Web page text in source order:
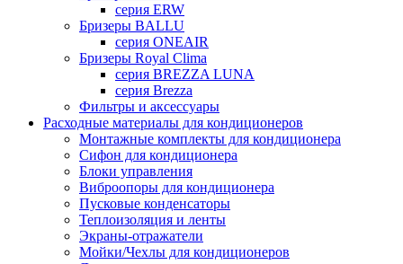
серия ERW
Бризеры BALLU
серия ONEAIR
Бризеры Royal Clima
серия BREZZA LUNA
серия Brezza
Фильтры и аксессуары
Расходные материалы для кондиционеров
Монтажные комплекты для кондиционера
Сифон для кондиционера
Блоки управления
Виброопоры для кондиционера
Пусковые конденсаторы
Теплоизоляция и ленты
Экраны-отражатели
Мойки/Чехлы для кондиционеров